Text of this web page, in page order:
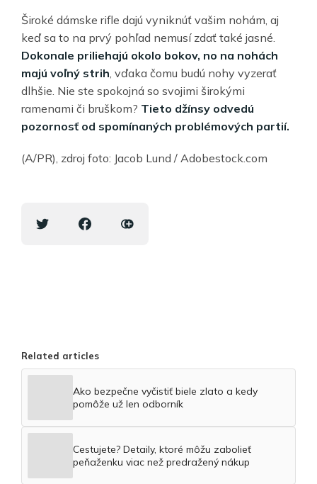
Široké dámske rifle dajú vyniknúť vašim nohám, aj
keď sa to na prvý pohľad nemusí zdať také jasné.
Dokonale priliehajú okolo bokov, no na nohách
majú voľný strih , vďaka čomu budú nohy vyzerať
dlhšie. Nie ste spokojná so svojimi širokými
ramenami či bruškom? Tieto džínsy odvedú
pozornosť od spomínaných problémových partií.
(A/PR), zdroj foto: Jacob Lund / Adobestock.com
Related articles
Ako bezpečne vyčistiť biele zlato a kedy
pomôže už len odborník
Cestujete? Detaily, ktoré môžu zabolieť
peňaženku viac než predražený nákup